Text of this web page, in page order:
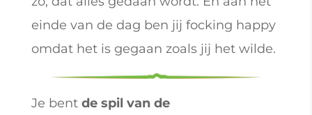
einde van de dag ben jij focking happy
omdat het is gegaan zoals jij het wilde.
Je bentde spil van de